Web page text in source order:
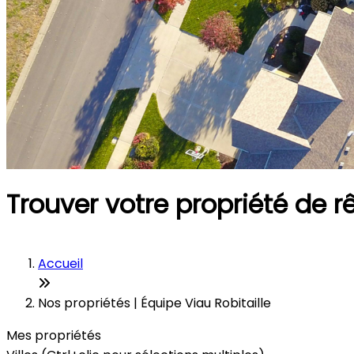
Trouver votre propriété de
Accueil
Nos propriétés | Équipe Viau Robitaille
Mes propriétés